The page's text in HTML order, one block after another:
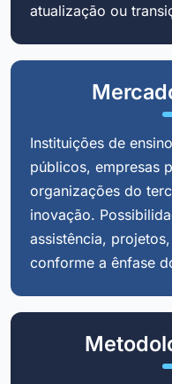
atualização ou
Instituições de
públicos, empresas
organizações do
inovação.
assistência,
conforme a ênfase